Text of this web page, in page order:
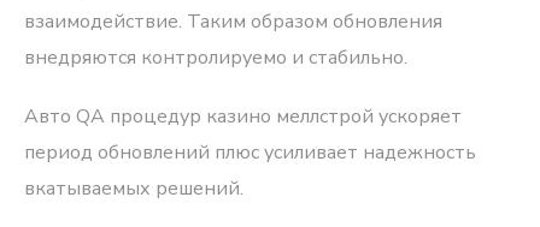
взаимодействие. Таким образом обновления
внедряются контролируемо и стабильно.
Авто QA процедур казино меллстрой ускоряет
период обновлений плюс усиливает надежность
вкатываемых решений.